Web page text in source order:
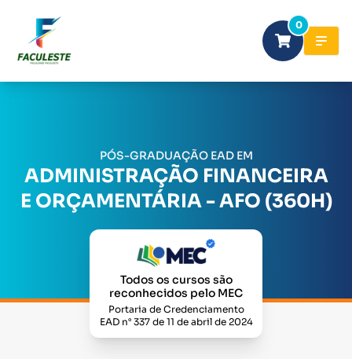
0
PÓS-GRADUAÇÃO EAD EM
ADMINISTRAÇÃO FINANCEIRA
E ORÇAMENTÁRIA - AFO (360H)
Todos os cursos são
reconhecidos pelo MEC
Portaria de Credenciamento
EAD n° 337 de 11 de abril de 2024